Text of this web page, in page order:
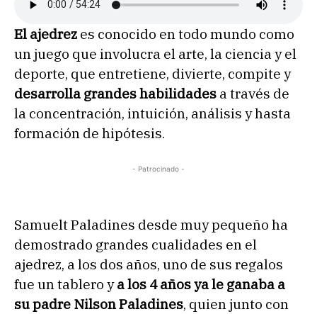
El ajedrez es conocido en todo mundo como
un juego que involucra el arte, la ciencia y el
deporte, que entretiene, divierte, compite y
desarrolla grandes habilidades a través de
la concentración, intuición, análisis y hasta
formación de hipótesis.
- Patrocinado -
Samuelt Paladines desde muy pequeño ha
demostrado grandes cualidades en el
ajedrez, a los dos años, uno de sus regalos
fue un tablero ya los 4 años ya le ganaba a
su padre Nilson Paladines, quien junto con